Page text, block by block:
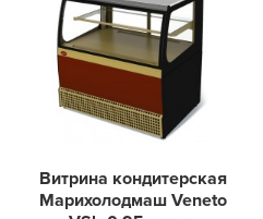
Витрина кондитерская
Марихолодмаш Veneto